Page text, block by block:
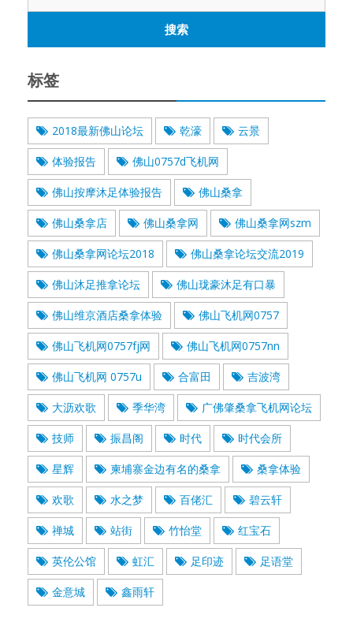
标签
2018最新佛山论坛 乾濠 云景
体验报告 佛山0757d飞机网
佛山按摩沐足体验报告 佛山桑拿
佛山桑拿店 佛山桑拿网 佛山桑拿网szm
佛山桑拿网论坛2018 佛山桑拿论坛交流2019
佛山沐足推拿论坛 佛山珑豪沐足有口暴
佛山维京酒店桑拿体验 佛山飞机网0757
佛山飞机网0757fj网 佛山飞机网0757nn
佛山飞机网 0757u 合富田 吉波湾
大沥欢歌 季华湾 广佛肇桑拿飞机网论坛
技师 振昌阁 时代 时代会所
星辉 柬埔寨金边有名的桑拿 桑拿体验
欢歌 水之梦 百佬汇 碧云轩
禅城 站街 竹怡堂 红宝石
英伦公馆 虹汇 足印迹 足语堂
金意城 鑫雨轩